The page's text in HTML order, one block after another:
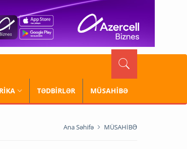
TƏDBİRLƏR MÜSAHİBƏ
Ana Səhifə MÜSAHİBƏ